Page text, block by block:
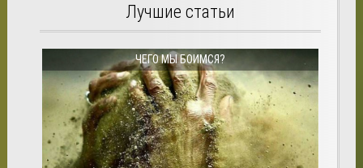
Лучшие статьи
ЧЕГО МЫ БОИМСЯ?